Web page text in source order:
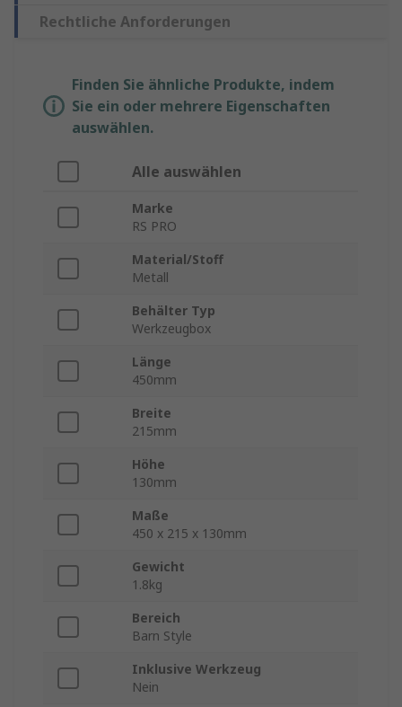
Rechtliche Anforderungen
Finden Sie ähnliche Produkte, indem
Sie ein oder mehrere Eigenschaften
auswählen.
Alle auswählen
Marke
RS PRO
Material/Stoff
Metall
Behälter Typ
Werkzeugbox
Länge
450mm
Breite
215mm
Höhe
130mm
Maße
450 x 215 x 130mm
Gewicht
1.8kg
Bereich
Barn Style
Inklusive Werkzeug
Nein